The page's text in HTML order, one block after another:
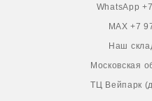
WhatsApp
MAX +7
Наш
Московская
ТЦ Вейпарк